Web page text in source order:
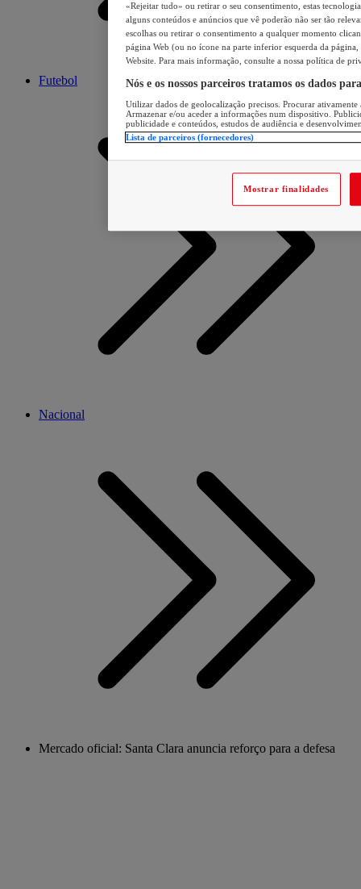
Futebol
Nacional
Mercado oficial: Santa Clara anuncia reforço para a defesa
«Rejeitar tudo» ou retirar o seu consentimento, estas
alguns conteúdos e anúncios que vê poderão não ser tão
escolhas ou retirar o consentimento a qualquer momento
página Web (ou no ícone na parte inferior esquerda da página,
Website. Para mais informação, consulte a nossa política de
Nós e os nossos parceiros tratamos os dados
Utilizar dados de geolocalização precisos. Procurar
Armazenar e/ou aceder a informações num dispositivo.
publicidade e conteúdos, estudos de audiência e
Lista de parceiros (fornecedores)
Mostrar finalidades